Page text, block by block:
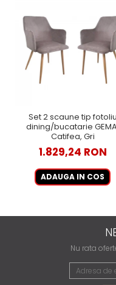
Set 2 scaune tip fotoliu
dining/bucatarie
Catifea, Gri
1.829,24 RON
ADAUGA IN COS
Nu rata